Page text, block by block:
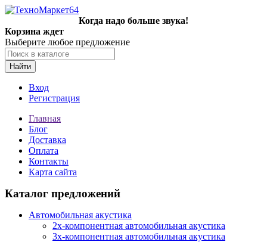
Когда надо больше звука!
Корзина ждет
Выберите любое предложение
Найти
Вход
Регистрация
Главная
Блог
Доставка
Оплата
Контакты
Карта сайта
Каталог предложений
Автомобильная акустика
2х-компонентная автомобильная акустика
3х-компонентная автомобильная акустика